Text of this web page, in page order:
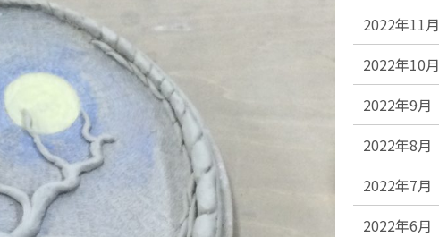
2022年11月
2022年10月
2022年9月
2022年8月
2022年7月
2022年6月